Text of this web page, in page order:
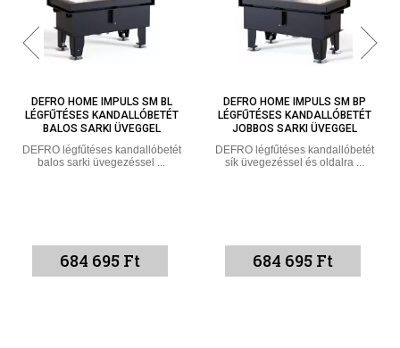
DEFRO HOME IMPULS SM BP
LÉGFŰTÉSES KANDALLÓBETÉT
JOBBOS SARKI ÜVEGGEL
DEFRO légfűtéses kandallóbetét
sík üvegezéssel és oldalra ...
684 695 Ft
DEFRO HOME IMPULS ME BP
LÉGFŰTÉSES KANDALLÓBETÉT
JOBBOS SARKI ÜVEGGEL
DEFRO légfűtéses kandallóbetét
balos sarki üvegezéssel ...
732 450 Ft